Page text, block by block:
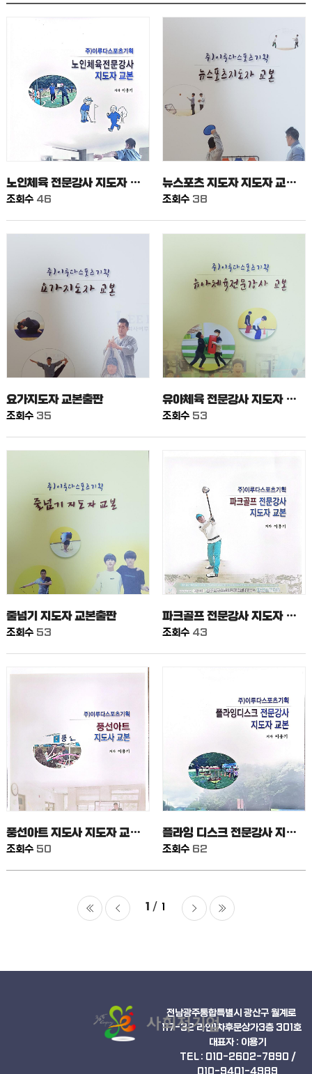
노인체육 전문강사 지도자 교본출판
조회수 46
뉴스포츠 지도자 지도자 교본출판
조회수 38
요가지도자 교본출판
조회수 35
유아체육 전문강사 지도자 교본출판
조회수 53
줄넘기 지도자 교본출판
조회수 53
파크골프 전문강사 지도자 교본출판
조회수 43
풍선아트 지도사 지도자 교본출판
조회수 50
플라잉 디스크 전문강사 지도자 교본출판
조회수 62
1 1
전남광주통합특별시 광산구 월계로
117-32 라인1차후문상가3층 301호
대표자 : 이용기
TEL : 010-2602-7890 /
010-9401-4989